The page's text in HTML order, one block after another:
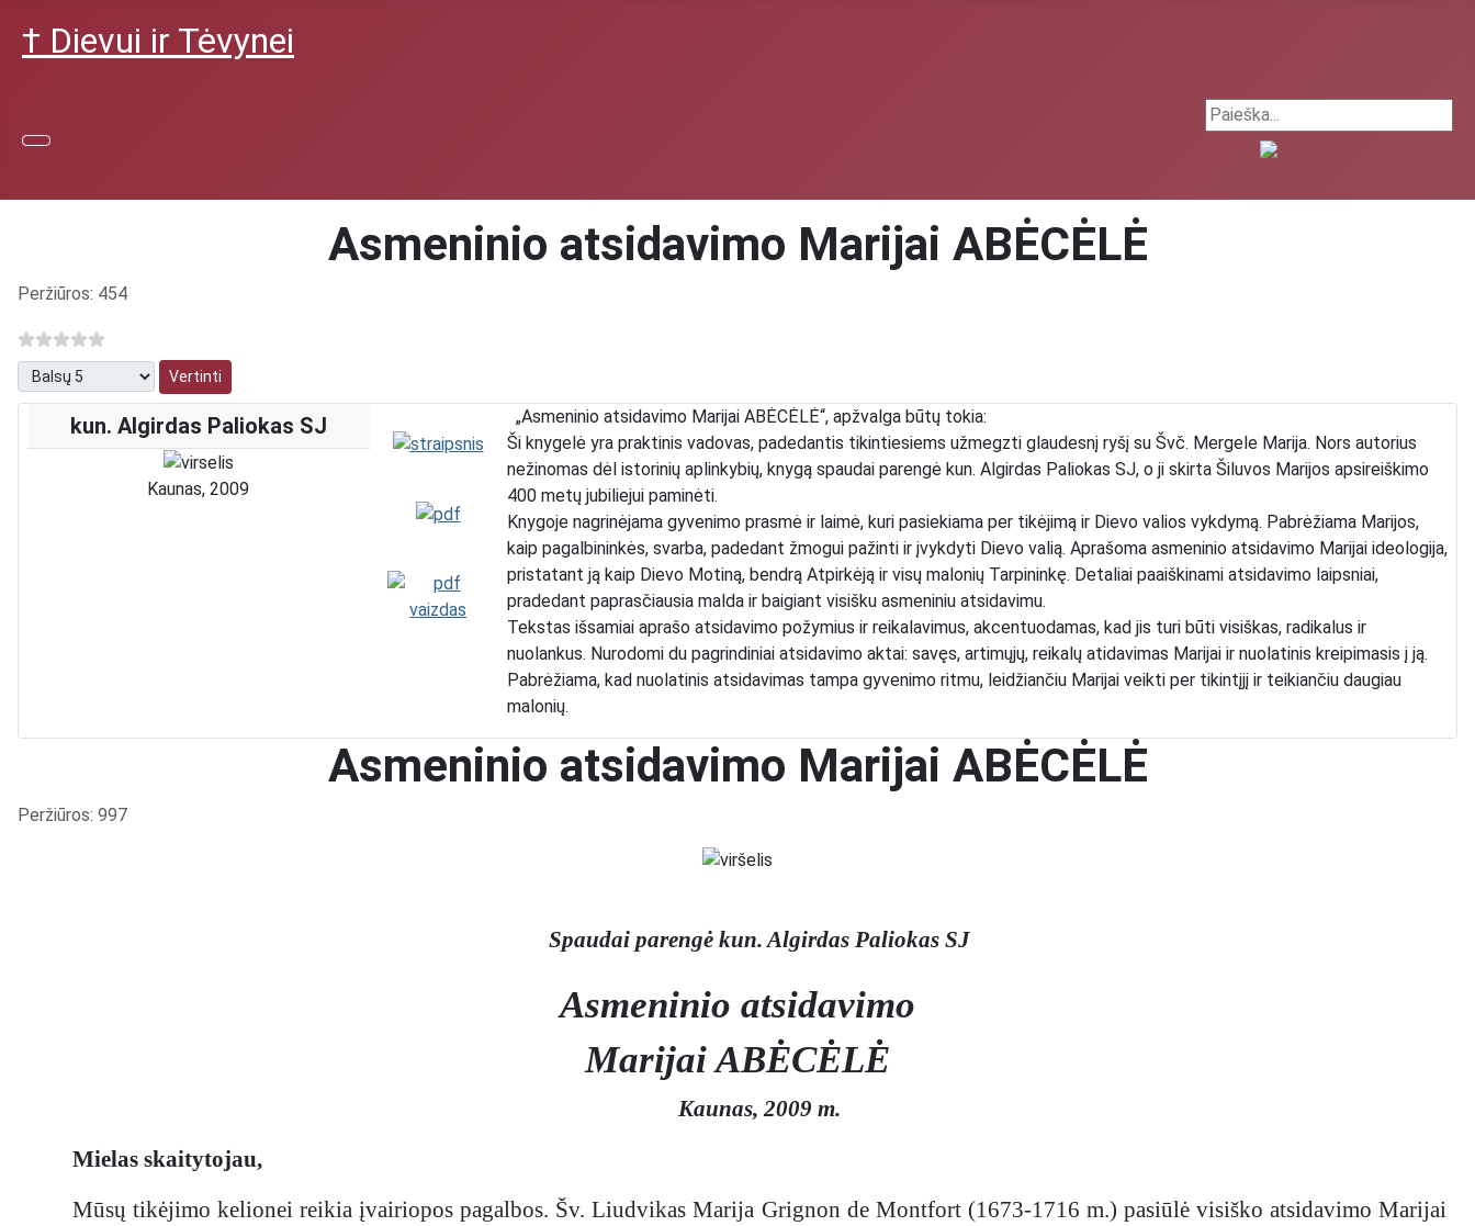
† Dievui ir Tėvynei
Search ...
Asmeninio atsidavimo Marijai ABĖCĖLĖ
Išsami informacija
Peržiūros: 454
Prašome įvertinti
kun. Algirdas Paliokas SJ
Kaunas, 2009
„Asmeninio atsidavimo Marijai ABĖCĖLĖ“, apžvalga būtų tokia:
Ši knygelė yra praktinis vadovas, padedantis tikintiesiems užmegzti glaudesnį ryšį su Švč. Mergele Marija. Nors autorius
nežinomas dėl istorinių aplinkybių, knygą spaudai parengė kun. Algirdas Paliokas SJ, o ji skirta Šiluvos Marijos apsireiškimo
400 metų jubiliejui paminėti.
Knygoje nagrinėjama gyvenimo prasmė ir laimė, kuri pasiekiama per tikėjimą ir Dievo valios vykdymą. Pabrėžiama Marijos,
kaip pagalbininkės, svarba, padedant žmogui pažinti ir įvykdyti Dievo valią. Aprašoma asmeninio atsidavimo Marijai ideologija,
pristatant ją kaip Dievo Motiną, bendrą Atpirkėją ir visų malonių Tarpininkę. Detaliai paaiškinami atsidavimo laipsniai,
pradedant paprasčiausia malda ir baigiant visišku asmeniniu atsidavimu.
Tekstas išsamiai aprašo atsidavimo požymius ir reikalavimus, akcentuodamas, kad jis turi būti visiškas, radikalus ir
nuolankus. Nurodomi du pagrindiniai atsidavimo aktai: savęs, artimųjų, reikalų atidavimas Marijai ir nuolatinis kreipimasis į ją.
Pabrėžiama, kad nuolatinis atsidavimas tampa gyvenimo ritmu, leidžiančiu Marijai veikti per tikintįjį ir teikiančiu daugiau
malonių.
Asmeninio atsidavimo Marijai ABĖCĖLĖ
Išsami informacija
Peržiūros: 997
Spaudai parengė kun. Algirdas Paliokas SJ
Asmeninio atsidavimo
Marijai ABĖCĖLĖ
Kaunas, 2009 m.
Mielas skaitytojau,
Mūsų tikėjimo kelionei reikia įvairiopos pagalbos. Šv. Liudvikas Marija Grignon de Montfort (1673-1716 m.) pasiūlė visiško atsidavimo Marijai